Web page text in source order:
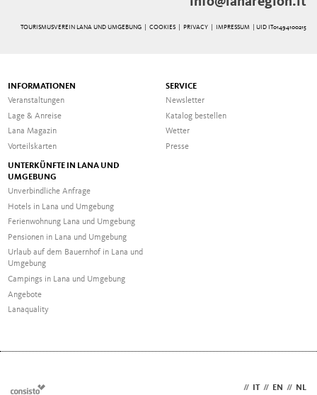
TOURISMUSVEREIN LANA UND UMGEBUNG | COOKIES| PRIVACY| IMPRESSUM | UID IT01494100215
INFORMATIONEN
Veranstaltungen
Lage & Anreise
Lana Magazin
Vorteilskarten
SERVICE
Newsletter
Katalog bestellen
Wetter
Presse
UNTERKÜNFTE IN LANA UND
UMGEBUNG
Unverbindliche Anfrage
Hotels in Lana und Umgebung
Ferienwohnung Lana und Umgebung
Pensionen in Lana und Umgebung
Urlaub auf dem Bauernhof in Lana und
Umgebung
Campings in Lana und Umgebung
Angebote
Lanaquality
// IT // EN // NL